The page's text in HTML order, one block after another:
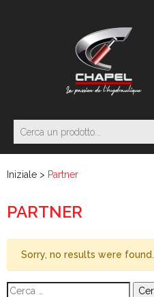
Iniziale > Partner
PARTNER
Sorry, no results were found.
Ricerca per: